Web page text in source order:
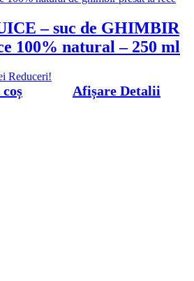
lei.
– suc de GHIMBIR
100% natural – 250 ml
Prețul
curent
este:
Reduceri!
Afișare Detalii